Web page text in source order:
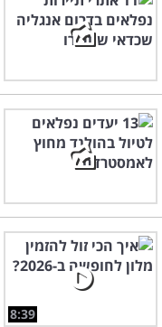
8:39